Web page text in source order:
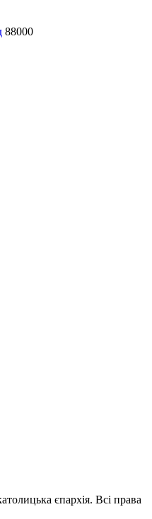
88000
єпархія. Всі права